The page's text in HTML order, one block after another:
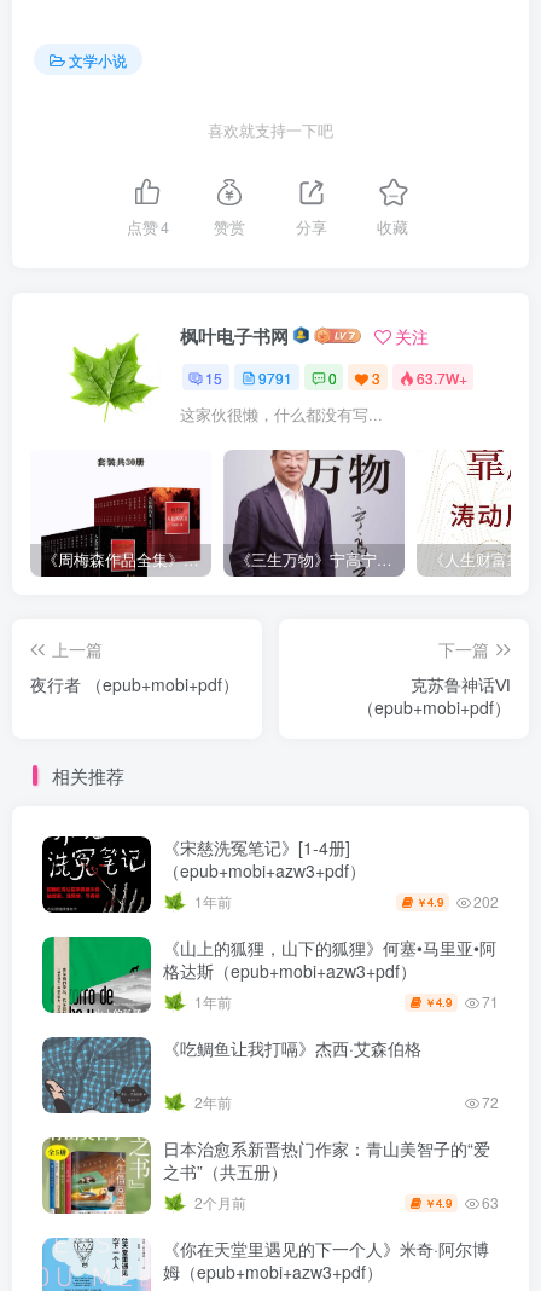
文学小说
喜欢就支持一下吧
点赞4 赞赏 分享 收藏
枫叶电子书网 关注
15 9791 0 3 63.7W+
这家伙很懒，什么都没有写...
《周梅森作品全集》[共30册] 《三生万物》宁高宁（epub+mobi+azw3+pdf）
上一篇
夜行者 （epub+mobi+pdf）
下一篇
克苏鲁神话Ⅵ
（epub+mobi+pdf）
相关推荐
《宋慈洗冤笔记》[1-4册]
（epub+mobi+azw3+pdf）
1年前 ￥4.9 202
《山上的狐狸，山下的狐狸》何塞•马里亚•阿
格达斯（epub+mobi+azw3+pdf）
1年前 ￥4.9 71
《吃鲷鱼让我打嗝》杰西·艾森伯格
2年前 72
日本治愈系新晋热门作家：青山美智子的“爱
之书”（共五册）
2个月前 ￥4.9 63
《你在天堂里遇见的下一个人》米奇·阿尔博
姆（epub+mobi+azw3+pdf）